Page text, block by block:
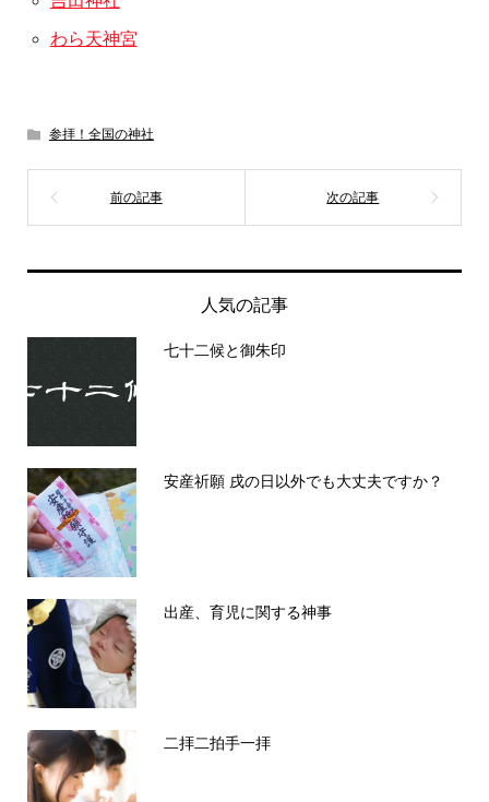
わら天神宮
参拝！全国の神社
人気の記事
七十二候と御朱印
安産祈願 戌の日以外でも大丈夫ですか？
出産、育児に関する神事
二拝二拍手一拝